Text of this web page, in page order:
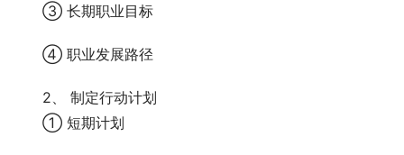
③ 长期职业目标
④ 职业发展路径
2、 制定行动计划
① 短期计划